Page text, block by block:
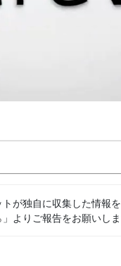
が独自に収集した情報
」よりご報告をお願いしま